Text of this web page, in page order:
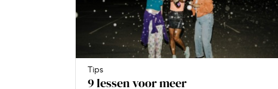
Tips
9 lessen voor meer